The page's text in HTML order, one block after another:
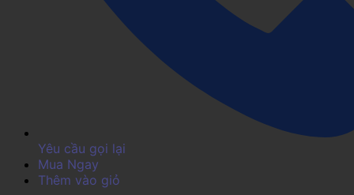
Yêu cầu gọi lại
Mua Ngay
Thêm vào giỏ